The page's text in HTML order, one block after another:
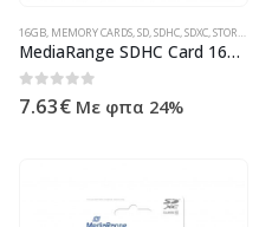
STORAGE MEDIA,ΠΡΟΪΌΝΤΑ ΠΛΗΡΟΦΟΡΙΚΉΣ -
16GB, MEMORY CARDS,SD,SDHC,SDXC,STORAGE MEDIA
MediaRange SDHC Card 16GB Cl.10 MR963
0out of 5
7.63€ Με φπα 24%